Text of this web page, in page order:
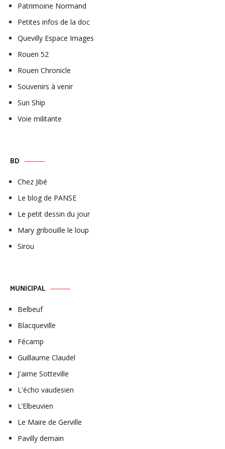
Patrimoine Normand
Petites infos de la doc
Quevilly Espace Images
Rouen 52
Rouen Chronicle
Souvenirs à venir
Sun Ship
Voie militante
BD
Chez Jibé
Le blog de PANSE
Le petit dessin du jour
Mary gribouille le loup
Sirou
MUNICIPAL
Belbeuf
Blacqueville
Fécamp
Guillaume Claudel
J'aime Sotteville
L'écho vaudesien
L’Elbeuvien
Le Maire de Gerville
Pavilly demain